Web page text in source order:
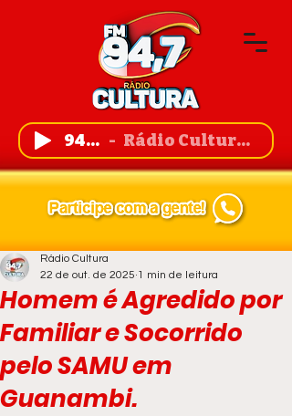
94,7 FM Rádio Cultura de Guanambi
Homem é Agredido por
Familiar e Socorrido
pelo SAMU em
Guanambi.
Rádio Cultura
22 de out. de 2025 1 min de leitura